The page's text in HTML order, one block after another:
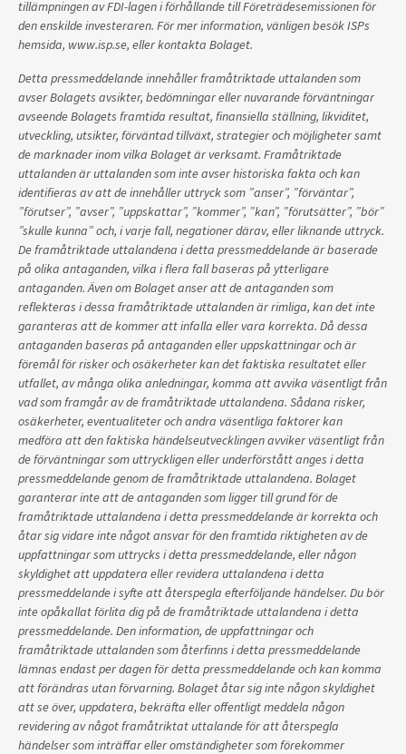
tillämpningen av FDI-lagen i förhållande till Företrädesemissionen för
den enskilde investeraren. För mer information, vänligen besök ISPs
hemsida, www.isp.se, eller kontakta Bolaget.
Detta pressmeddelande innehåller framåtriktade uttalanden som
avser Bolagets avsikter, bedömningar eller nuvarande förväntningar
avseende Bolagets framtida resultat, finansiella ställning, likviditet,
utveckling, utsikter, förväntad tillväxt, strategier och möjligheter samt
de marknader inom vilka Bolaget är verksamt. Framåtriktade
uttalanden är uttalanden som inte avser historiska fakta och kan
identifieras av att de innehåller uttryck som ”anser”, ”förväntar”,
”förutser”, ”avser”, ”uppskattar”, ”kommer”, ”kan”, ”förutsätter”, ”bör”
”skulle kunna” och, i varje fall, negationer därav, eller liknande uttryck.
De framåtriktade uttalandena i detta pressmeddelande är baserade
på olika antaganden, vilka i flera fall baseras på ytterligare
antaganden. Även om Bolaget anser att de antaganden som
reflekteras i dessa framåtriktade uttalanden är rimliga, kan det inte
garanteras att de kommer att infalla eller vara korrekta. Då dessa
antaganden baseras på antaganden eller uppskattningar och är
föremål för risker och osäkerheter kan det faktiska resultatet eller
utfallet, av många olika anledningar, komma att avvika väsentligt från
vad som framgår av de framåtriktade uttalandena. Sådana risker,
osäkerheter, eventualiteter och andra väsentliga faktorer kan
medföra att den faktiska händelseutvecklingen avviker väsentligt från
de förväntningar som uttryckligen eller underförstått anges i detta
pressmeddelande genom de framåtriktade uttalandena. Bolaget
garanterar inte att de antaganden som ligger till grund för de
framåtriktade uttalandena i detta pressmeddelande är korrekta och
åtar sig vidare inte något ansvar för den framtida riktigheten av de
uppfattningar som uttrycks i detta pressmeddelande, eller någon
skyldighet att uppdatera eller revidera uttalandena i detta
pressmeddelande i syfte att återspegla efterföljande händelser. Du bör
inte opåkallat förlita dig på de framåtriktade uttalandena i detta
pressmeddelande. Den information, de uppfattningar och
framåtriktade uttalanden som återfinns i detta pressmeddelande
lämnas endast per dagen för detta pressmeddelande och kan komma
att förändras utan förvarning. Bolaget åtar sig inte någon skyldighet
att se över, uppdatera, bekräfta eller offentligt meddela någon
revidering av något framåtriktat uttalande för att återspegla
händelser som inträffar eller omständigheter som förekommer